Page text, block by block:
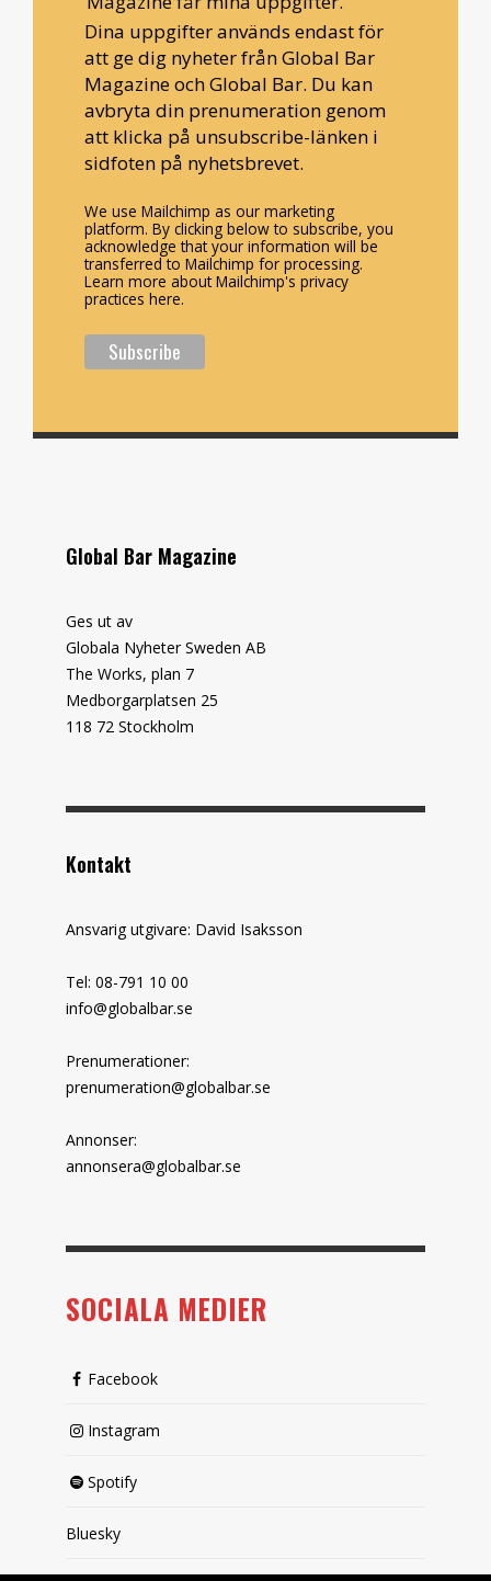
Dina uppgifter används endast för
att ge dig nyheter från Global Bar
Magazine och Global Bar. Du kan
avbryta din prenumeration genom
att klicka på unsubscribe-länken i
sidfoten på nyhetsbrevet.
We use Mailchimp as our marketing
platform. By clicking below to subscribe, you
acknowledge that your information will be
transferred to Mailchimp for processing.
Learn more about Mailchimp's privacy
practices here.
Global Bar Magazine
Ges ut av
Globala Nyheter Sweden AB
The Works, plan 7
Medborgarplatsen 25
118 72 Stockholm
Kontakt
Ansvarig utgivare: David Isaksson
Tel: 08-791 10 00
info@globalbar.se
Prenumerationer:
prenumeration@globalbar.se
Annonser:
annonsera@globalbar.se
SOCIALA MEDIER
Facebook
Instagram
Spotify
Bluesky